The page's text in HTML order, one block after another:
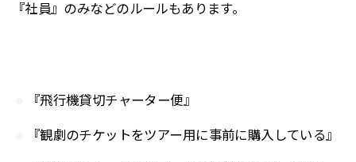
『社員』のみなどのルールもあります。
『飛行機貸切チャーター便』
『観劇のチケットをツアー用に事前に購入している』